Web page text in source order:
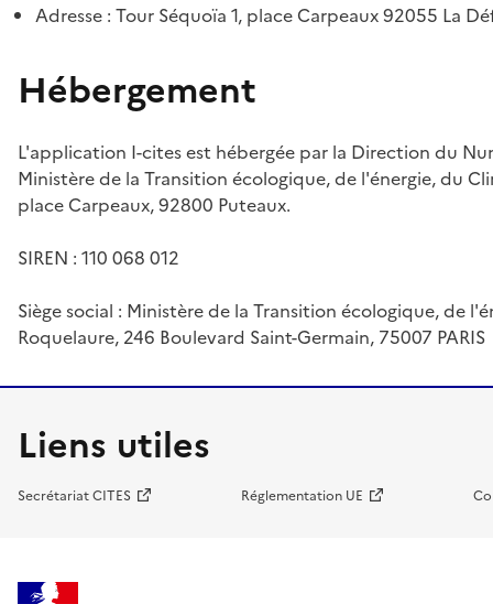
Adresse : Tour Séquoïa 1, place Carpeaux 92055 La
Hébergement
L'application I-cites est hébergée par la Direction du
Ministère de la Transition écologique, de l'énergie, du
place Carpeaux, 92800 Puteaux.
SIREN : 110 068 012
Siège social : Ministère de la Transition écologique, de
Roquelaure, 246 Boulevard Saint-Germain, 75007 PARIS
Liens utiles
Secrétariat CITES Réglementation UE